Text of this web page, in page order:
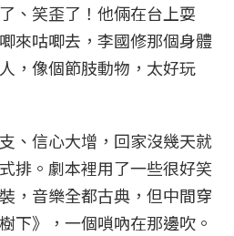
、笑歪了！他倆在台上耍
來咕唧去，李國修那個身體
，像個節肢動物，太好玩
、信心大增，回家沒幾天就
排。劇本裡用了一些很好笑
，音樂全都古典，但中間穿
下》，一個嗩吶在那邊吹。